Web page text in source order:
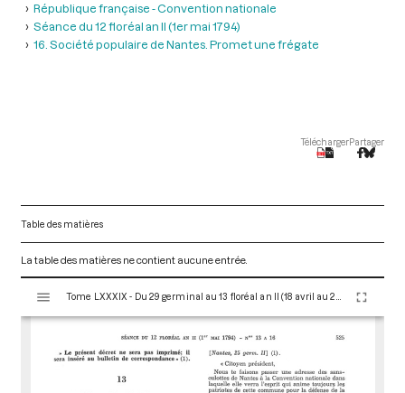
République française - Convention nationale
Séance du 12 floréal an II (1er mai 1794)
16. Société populaire de Nantes. Promet une frégate
TéléchargerPartager
Table des matières
La table des matières ne contient aucune entrée.
s